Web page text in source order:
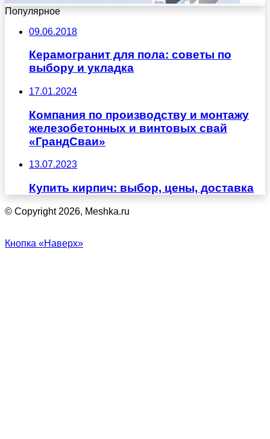
Популярное
09.06.2018
Керамогранит для пола: советы по
выбору и укладка
17.01.2024
Компания по производству и монтажу
железобетонных и винтовых свай
«ГрандСваи»
13.07.2023
Купить кирпич: выбор, цены, доставка
© Copyright 2026, Meshka.ru
Кнопка «Наверх»